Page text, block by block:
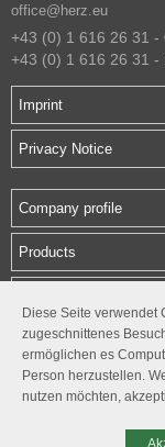
Diese Seite verwendet
zugeschnittenes
ermöglichen es
Person herzustellen.
nutzen möchten,
office@herz.eu
+43 (0) 1 616 26 31 -
+43 (0) 1 616 26 31 -
Imprint
Privacy Notice
Company profile
Products
Contact
Follow us